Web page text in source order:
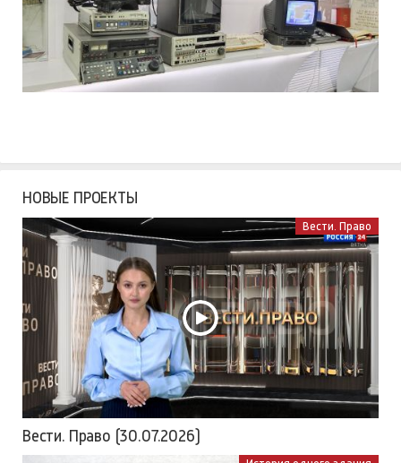
НОВЫЕ ПРОЕКТЫ
Вести. Право
Вести. Право (30.07.2026)